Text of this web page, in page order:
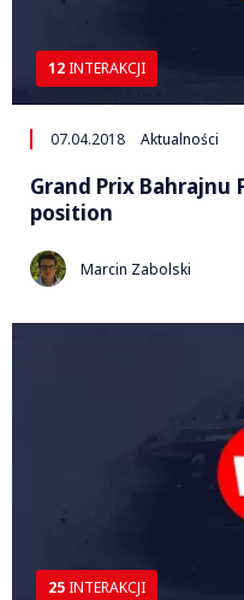
12 INTERAKCJI
07.04.2018 Aktualności
Grand Prix Bahrajnu
position
Marcin Zabolski
25 INTERAKCJI